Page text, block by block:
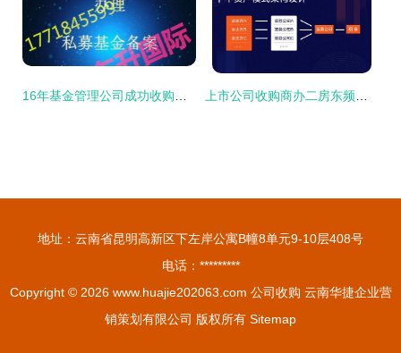
地址：云南省昆明高新区下左岸公寓B幢8单元9-10层408号
电话：*********
Copyright © 2026 www.huajie202063.com 公司收购 云南华捷企业营
销策划有限公司 版权所有 Sitemap